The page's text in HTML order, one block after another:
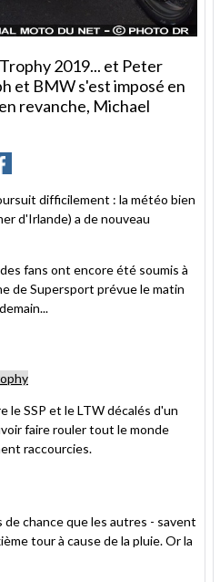
2019... et Peter
et BMW s'est imposé en
revanche, Michael
difficilement : la météo bien
d'Irlande) a de nouveau
fans ont encore été soumis à
de Supersport prévue le matin
SSP et le LTW décalés d'un
faire rouler tout le monde
raccourcies.
chance que les autres - savent
tour à cause de la pluie. Or la